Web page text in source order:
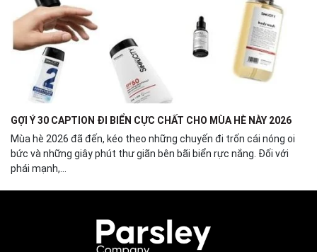
GỢI Ý 30 CAPTION ĐI BIỂN CỰC CHẤT CHO MÙA HÈ NÀY 2026
Mùa hè 2026 đã đến, kéo theo những chuyến đi trốn cái nóng oi
bức và những giây phút thư giãn bên bãi biển rực nắng. Đối với
phái mạnh,...